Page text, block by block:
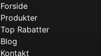
Forside
Produkter
Top Rabatter
Blog
Kontakt